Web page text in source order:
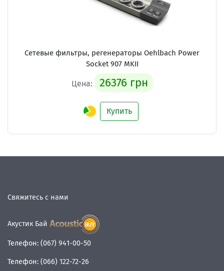
Сетевые фильтры, регенераторы Oehlbach Power
Socket 907 MKII
Цена: 26376 грн
Купить
Свяжитесь с нами
Акустик Бай
Телефон: (067) 941-00-50
Телефон: (066) 122-72-26